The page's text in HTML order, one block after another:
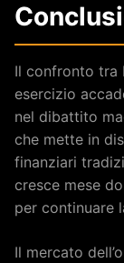
Il confronto tra
esercizio
nel dibattito
che mette in
finanziari
cresce mese
per continuare
Il mercato